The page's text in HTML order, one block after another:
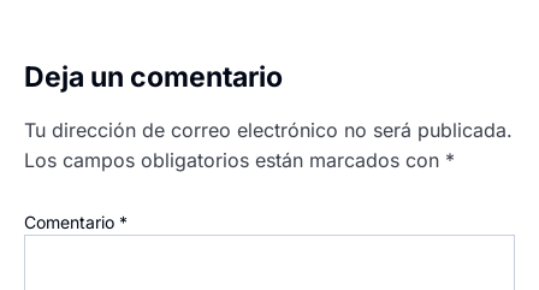
Deja un comentario
Tu dirección de correo electrónico no será publicada.
Los campos obligatorios están marcados con *
Comentario *